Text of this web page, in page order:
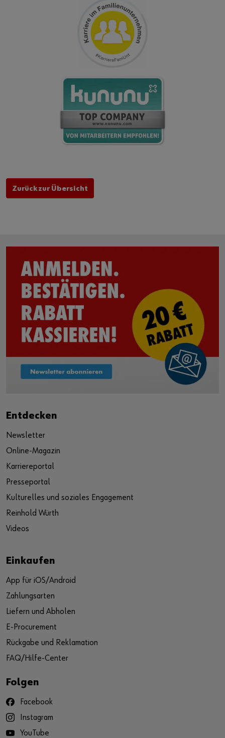
Zurück zur Übersicht
Entdecken
Newsletter
Online-Magazin
Karriereportal
Presseportal
Kulturelles und soziales Engagement
Reinhold Würth
Videos
Einkaufen
App für iOS/Android
Zahlungsarten
Liefern und Abholen
E-Procurement
Rückgabe und Reklamation
FAQ/Hilfe-Center
Folgen
Facebook
Instagram
YouTube